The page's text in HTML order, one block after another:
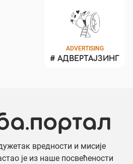
ADVERTISING
# АДВЕРТАЈЗИНГ
вредности и мисије
је из наше посвећености